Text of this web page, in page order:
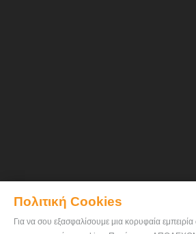
Πολιτική Cookies
Για να σου εξασφαλίσουμε μια κορυφαία